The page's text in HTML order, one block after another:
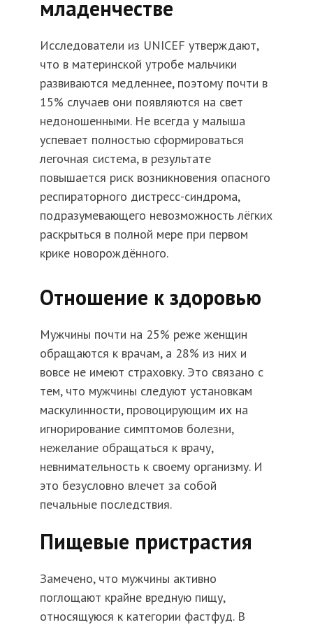
младенчестве
Исследователи из UNICEF утверждают,
что в материнской утробе мальчики
развиваются медленнее, поэтому почти в
15% случаев они появляются на свет
недоношенными. Не всегда у малыша
успевает полностью сформироваться
легочная система, в результате
повышается риск возникновения опасного
респираторного дистресс-синдрома,
подразумевающего невозможность лёгких
раскрыться в полной мере при первом
крике новорождённого.
Отношение к здоровью
Мужчины почти на 25% реже женщин
обращаются к врачам, а 28% из них и
вовсе не имеют страховку. Это связано с
тем, что мужчины следуют установкам
маскулинности, провоцирующим их на
игнорирование симптомов болезни,
нежелание обращаться к врачу,
невнимательность к своему организму. И
это безусловно влечет за собой
печальные последствия.
Пищевые пристрастия
Замечено, что мужчины активно
поглощают крайне вредную пищу,
относящуюся к категории фастфуд. В